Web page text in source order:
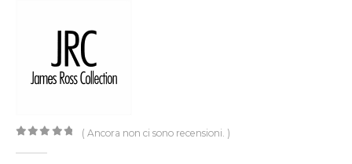
( Ancora non ci sono recensioni. )